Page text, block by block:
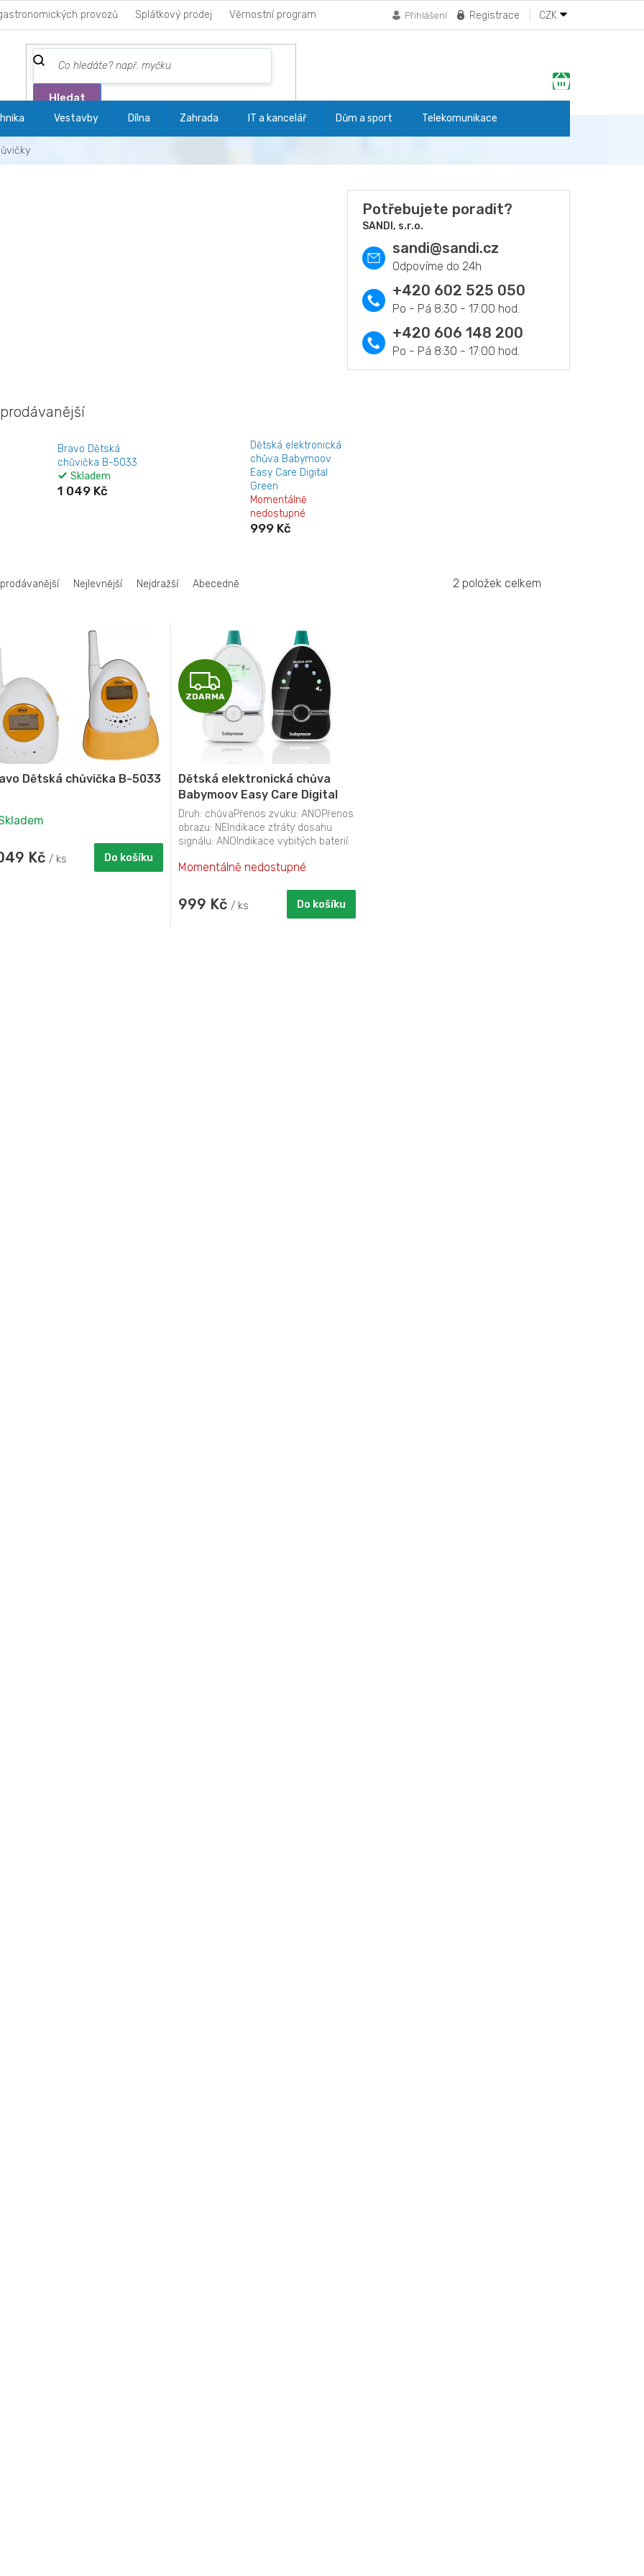
provozů Splátkový prodej Věrnostní program CZK
Registrace
Přihlášení
Hledat
Nákupní
košík
Vestavby Dílna Zahrada IT a kancelář Dům a sport Telekomunikace
Potřebujete poradit?
SANDI, s.r.o.
sandi@sandi.cz
+420 602 525 050
+420 606 148 200
Bravo Dětská
chůvička B-5033
Skladem
1 049 Kč
Dětská elektronická
chůva Babymoov
Easy Care Digital
Green
Momentálně
nedostupné
999 Kč
Nejlevnější Nejdražší Abecedně 2 položek celkem
Dětská chůvička B-5033
Kč / ks Do košíku
Z
D
A
R
M
A
ZDARMA
Dětská elektronická chůva
Babymoov Easy Care Digital
Green
Druh: chůvaPřenos zvuku: ANOPřenos
obrazu: NEIndikace ztráty dosahu
signálu: ANOIndikace vybitých baterií:
Momentálně nedostupné
999 Kč / ks Do košíku